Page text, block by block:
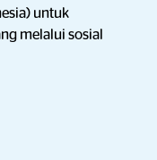
untuk
melalui sosial